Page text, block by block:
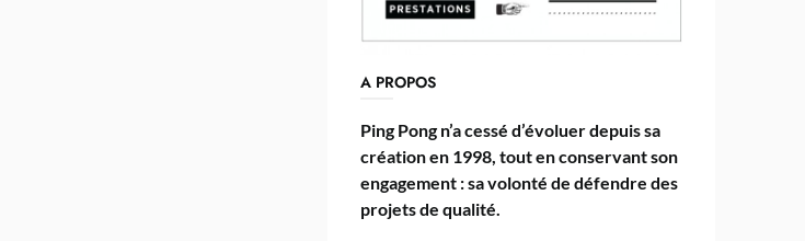
A PROPOS
Ping Pong n’a cessé d’évoluer depuis sa
création en 1998, tout en conservant son
engagement : sa volonté de défendre des
projets de qualité.